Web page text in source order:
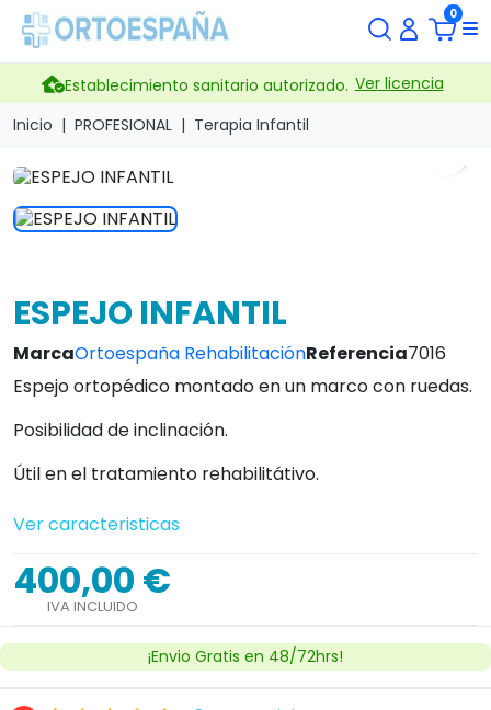
0
Establecimiento sanitario autorizado. Ver licencia
Inicio
PROFESIONAL Terapia Infantil
ESPEJO INFANTIL
MarcaOrtoespaña RehabilitaciónReferencia7016
Espejo ortopédico montado en un marco con ruedas.
Posibilidad de inclinación.
Útil en el tratamiento rehabilitátivo.
Ver caracteristicas
400,00 €
IVA INCLUIDO
¡Envio Gratis en 48/72hrs!